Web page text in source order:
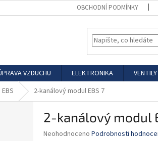
OBCHODNÍ PODMÍNKY
VZDUCHU ELEKTRONIKA VENTILY
2-kanálový modul EBS 7
2-kanálový modul
Průměrné
Neohodnoceno Podrobnosti